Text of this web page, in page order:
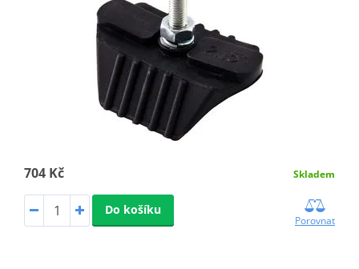
704 Kč Skladem
Do košíku
Porovnat